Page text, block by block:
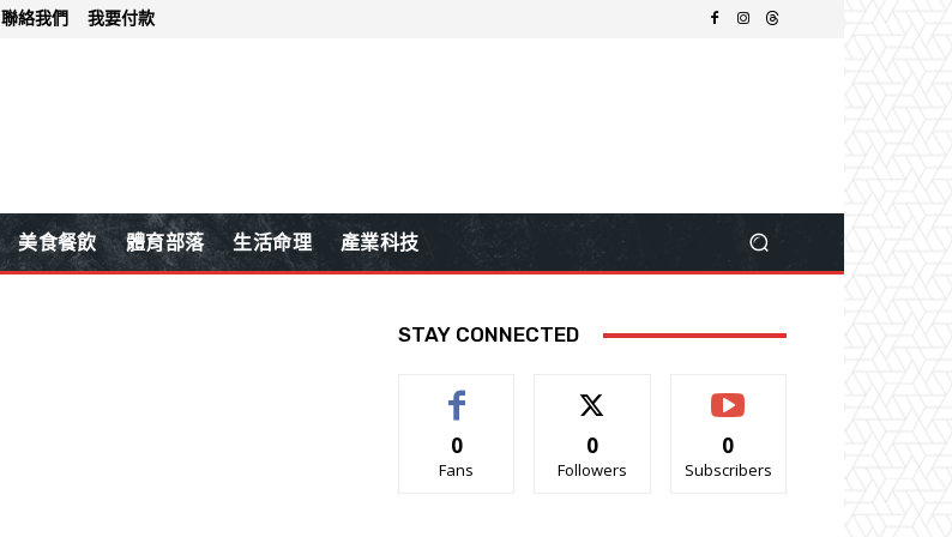
聯絡我們 我要付款
美食餐飲 體育部落 生活命理 產業科技
STAY CONNECTED
0
Fans
0
Followers
0
Subscribers